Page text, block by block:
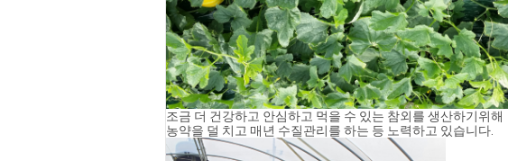
조금 더 건강하고 안심하고 먹을 수 있는 참외를 생산하기위해
농약을 덜 치고 매년 수질관리를 하는 등 노력하고 있습니다.